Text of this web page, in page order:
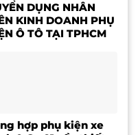
DỤNG NHÂN
KINH DOANH PHỤ
Ô TÔ TẠI TPHCM
hợp phụ kiện xe